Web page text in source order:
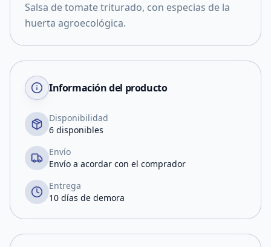
Salsa de tomate triturado, con especias de la
huerta agroecológica.
Información del producto
Disponibilidad
6 disponibles
Envío
Envío a acordar con el comprador
Entrega
10 días de demora